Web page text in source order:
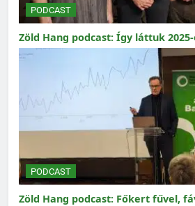
PODCAST
Zöld Hang podcast: Így láttuk
PODCAST
Zöld Hang podcast: Főkert fűvel,